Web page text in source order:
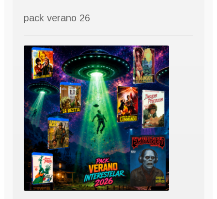
pack verano 26